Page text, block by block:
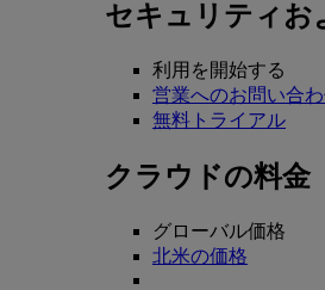
セキュリティお
利用を開始する
営業へのお問い合
無料トライアル
クラウドの料金
グローバル価格
北米の価格